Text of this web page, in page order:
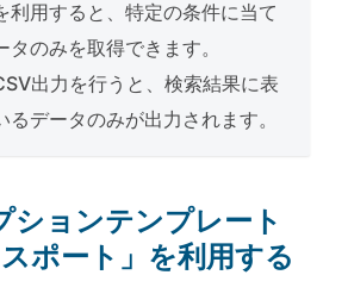
利用すると、特定の条件に当て
タのみを取得できます。
出力を行うと、検索結果に表
るデータのみが出力されます。
ションテンプレート
スポート」を利用する